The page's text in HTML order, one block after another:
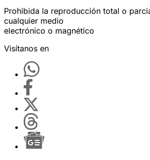
Prohibida la reproducción total o
cualquier medio
electrónico o magnético
Visítanos en